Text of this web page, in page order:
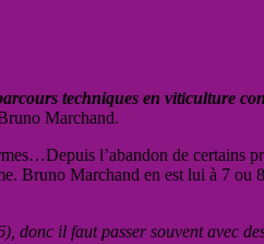
techniques en viticulture
Marchand.
l’abandon de certains
Bruno Marchand en est lui à 7 ou
il faut passer souvent avec